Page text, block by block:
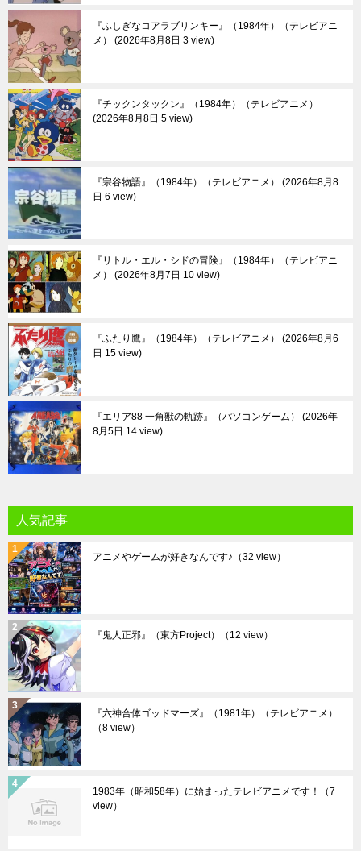
『ふしぎなコアラブリンキー』（1984年）（テレビアニ
メ）
2026年8月8日 3 view
『チックンタックン』（1984年）（テレビアニメ）
2026年8月8日 5 view
『宗谷物語』（1984年）（テレビアニメ）
2026年8月8
日 6 view
『リトル・エル・シドの冒険』（1984年）（テレビアニ
メ）
2026年8月7日 10 view
『ふたり鷹』（1984年）（テレビアニメ）
2026年8月6
日 15 view
『エリア88 一角獣の軌跡』（パソコンゲーム）
2026年
8月5日 14 view
人気記事
アニメやゲームが好きなんです♪ （32 view）
『鬼人正邪』（東方Project） （12 view）
『六神合体ゴッドマーズ』（1981年）（テレビアニメ）
（8 view）
1983年（昭和58年）に始まったテレビアニメです！
（7
view）